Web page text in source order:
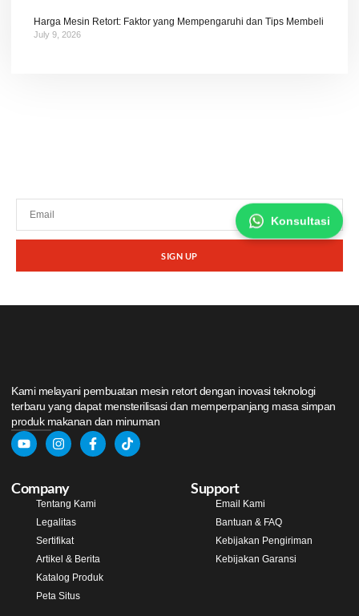
Harga Mesin Retort: Faktor yang Mempengaruhi dan Tips Membeli
July 9, 2026
SIGN UP
Kami melayani pembuatan mesin retort dengan inovasi teknologi
terbaru yang dapat mensterilisasi dan memperpanjang masa simpan
produk makanan dan minuman
Company
Tentang Kami
Legalitas
Sertifikat
Artikel & Berita
Katalog Produk
Peta Situs
Support
Email Kami
Bantuan & FAQ
Kebijakan Pengiriman
Kebijakan Garansi
Konsultasi